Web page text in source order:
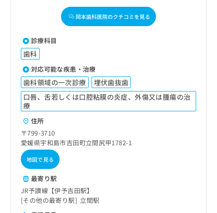
岡本歯科医院のクチコミを見る
診療科目
歯科
対応可能な疾患・治療
歯科領域の一次診療
埋伏歯抜歯
口唇、舌若しくは口腔粘膜の炎症、外傷又は腫瘍の治
療
住所
〒799-3710
愛媛県宇和島市吉田町立間尻甲1782-1
地図で見る
最寄り駅
JR予讃線【伊予吉田駅】
その他の最寄り駅
立間駅